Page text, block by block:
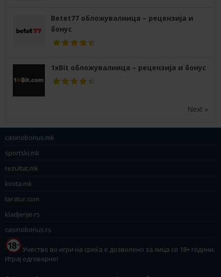
Betet77 обложувалница – рецензија и
бонус
1xBit обложувалница – рецензија и бонус
Next »
casinobonus.mk
sportski.mk
rezultat.mk
kvota.mk
taratur.com
kladjenje.rs
casinobonus.rs
Учество во игри на среќа е дозволено за лица со 18+ години.
Играј одговорно!